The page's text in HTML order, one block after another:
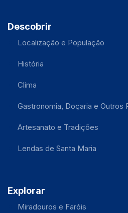
Descobrir
Localização e População
História
Clima
Gastronomia, Doçaria e Outros
Artesanato e Tradições
Lendas de Santa Maria
Explorar
Miradouros e Faróis